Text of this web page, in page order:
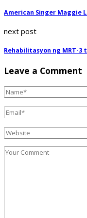
American Singer Maggie
next post
Rehabilitasyon ng MRT-3
Leave a Comment